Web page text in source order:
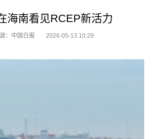
海南看见RCEP新活力
：中国日报 2026-05-13 10:29